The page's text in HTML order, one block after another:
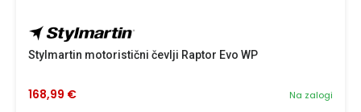
Stylmartin motoristični čevlji Raptor Evo WP
Na zalogi
168,99 €